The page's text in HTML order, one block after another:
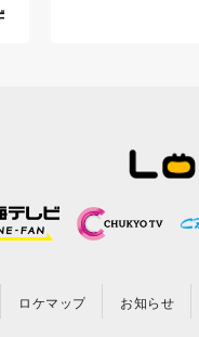
ロケマップ お知らせ